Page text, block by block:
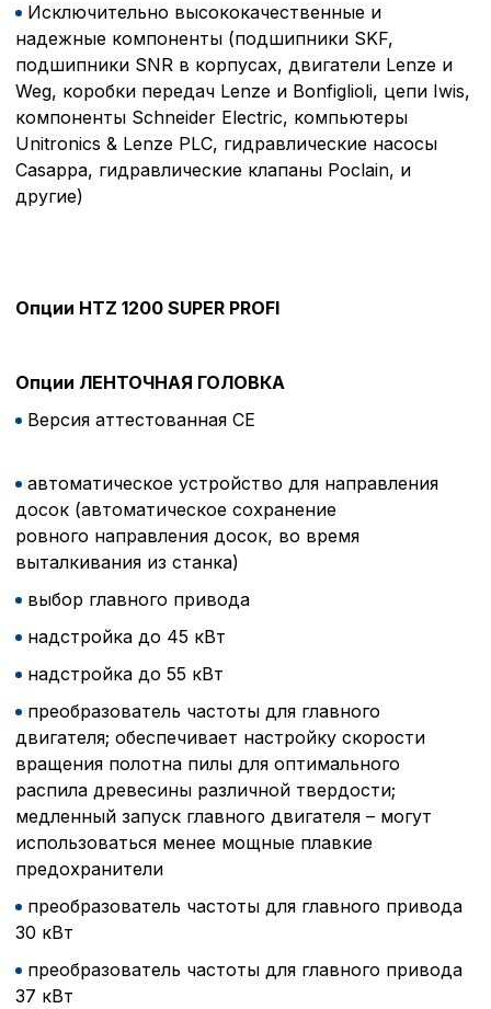
Исключительно высококачественные и
надежные компоненты (подшипники SKF,
подшипники SNR в корпусах, двигатели Lenze и
Weg, коробки передач Lenze и Bonfiglioli, цепи Iwis,
компоненты Schneider Electric, компьютеры
Unitronics & Lenze PLC, гидравлические насосы
Casappa, гидравлические клапаны Poclain, и
другие)
Опции HTZ 1200 SUPER PROFI
Опции ЛЕНТОЧНАЯ ГОЛОВКА
Версия аттестованная CE
автоматическое устройство для направления
досок (автоматическое сохранение
ровного направления досок, во время
выталкивания из станкa)
выбор главного привода
надстройка до 45 кВт
надстройка до 55 кВт
преобразователь частоты для главного
двигателя; обеспечивает настройку скорости
вращения полотна пилы для оптимального
распила древесины различной твердости;
медленный запуск главного двигателя – могут
использоваться менее мощные плавкие
предохранители
преобразователь частоты для главного привода
30 кВт
преобразователь частоты для главного привода
37 кВт
файлов cookie
Вы можете настроить
типа «технические
без которых
функционирование
Ваш выбор настроек на
настроек файлов cookie
согласие) в любое
верхней части
настроек cookie».